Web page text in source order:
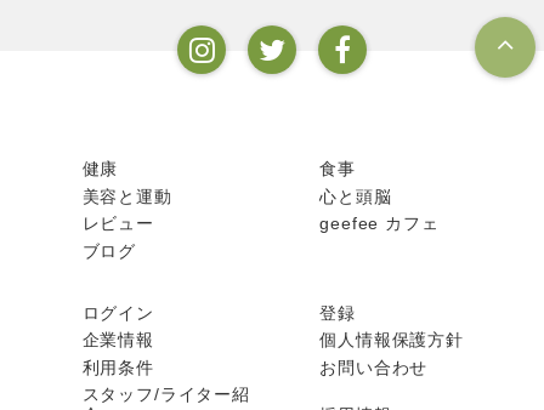
健康
食事
美容と運動
心と頭脳
レビュー
geefee カフェ
ブログ
ログイン
登録
企業情報
個人情報保護方針
利用条件
お問い合わせ
スタッフ/ライター紹